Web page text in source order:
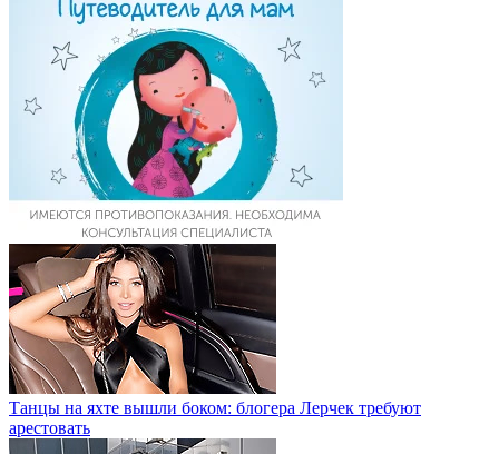
Танцы на яхте вышли боком: блогера Лерчек требуют
арестовать